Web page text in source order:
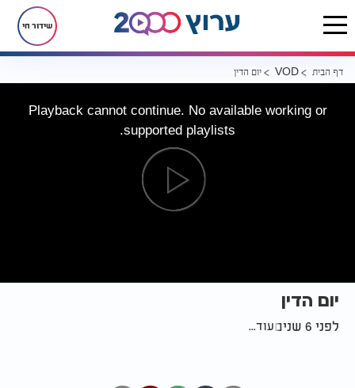
שידור חי
דף הבית VOD יום הדין
Playback cannot continue. No available working or
supported playlists.
יום הדין
לפני 6 שנים עוד...